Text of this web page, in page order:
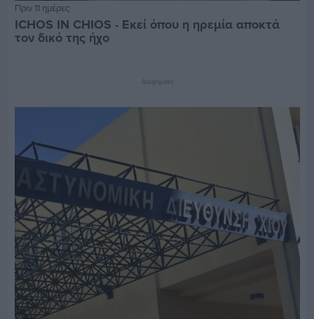
Πριν 11 ημέρες
ICHOS IN CHIOS - Εκεί όπου η ηρεμία αποκτά
τον δικό της ήχο
Διαφήμιση